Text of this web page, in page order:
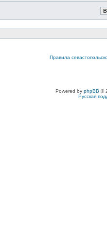
Правила
Powered by phpBB ©
Русская